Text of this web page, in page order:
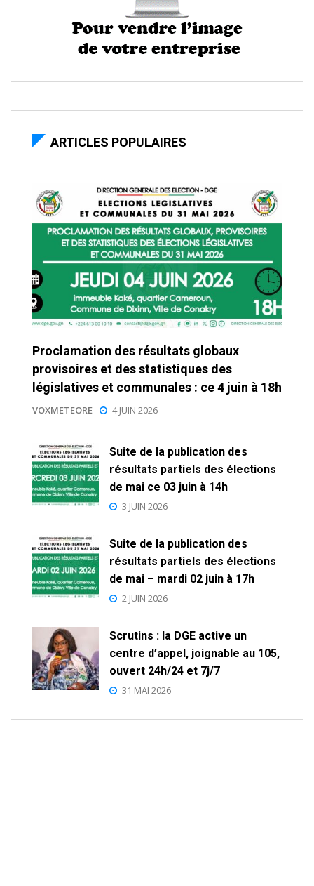
ARTICLES POPULAIRES
Proclamation des résultats globaux
provisoires et des statistiques des
législatives et communales : ce 4 juin à 18h
VOXMETEORE 4 JUIN 2026
Suite de la publication des
résultats partiels des élections
de mai ce 03 juin à 14h
3 JUIN 2026
Suite de la publication des
résultats partiels des élections
de mai – mardi 02 juin à 17h
2 JUIN 2026
Scrutins : la DGE active un
centre d’appel, joignable au 105,
ouvert 24h/24 et 7j/7
31 MAI 2026